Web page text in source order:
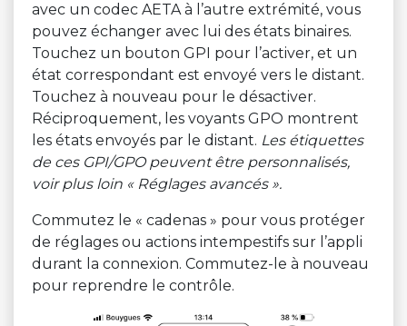
avec un codec AETA à l’autre extrémité, vous
pouvez échanger avec lui des états binaires.
Touchez un bouton GPI pour l’activer, et un
état correspondant est envoyé vers le distant.
Touchez à nouveau pour le désactiver.
Réciproquement, les voyants GPO montrent
les états envoyés par le distant. Les étiquettes
de ces GPI/GPO peuvent être personnalisés,
voir plus loin « Réglages avancés ».
Commutez le « cadenas » pour vous protéger
de réglages ou actions intempestifs sur l’appli
durant la connexion. Commutez-le à nouveau
pour reprendre le contrôle.